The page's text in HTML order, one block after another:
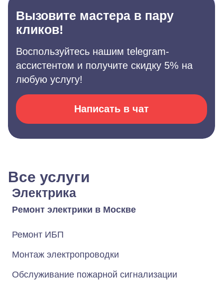
Вызовите мастера в пару
кликов!
Воспользуйтесь нашим telegram-
ассистентом и получите скидку 5% на
любую услугу!
Написать в чат
Все услуги
Электрика
Ремонт электрики в Москве
Ремонт ИБП
Монтаж электропроводки
Обслуживание пожарной сигнализации